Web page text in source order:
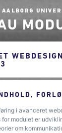
i avanceret
for modulet er
om